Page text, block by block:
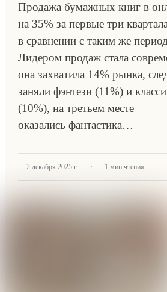
Продажа бумажных книг в
на 35% за первые три
в сравнении с таким же
Лидером продаж стала
она захватила 14% рынка,
заняли фэнтези (11%) и
(10%), на третьем месте
оказались фантастика…
2 декабря 2025 г. · 1 мин чтения